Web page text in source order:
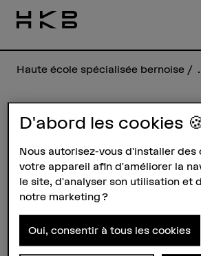
Haute école spécialisée bernoise
Sinje Homann
Profil
D'abord les cookies
Nous autorisez-vous d'installer des
votre appareil afin d'améliorer la
le site, d'analyser son utilisation et
notre marketing ?
Oui, consentir à tous les cookies